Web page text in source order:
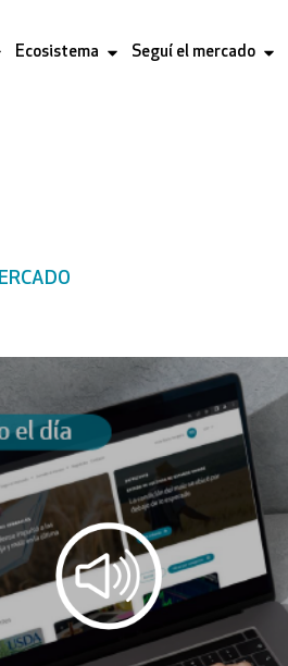
Ecosistema Seguí el mercado